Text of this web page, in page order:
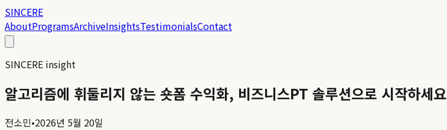
SINCERE
AboutProgramsArchiveInsightsTestimonialsContact
SINCERE insight
알고리즘에 휘둘리지 않는 숏폼 수익화, 비즈니스PT 솔루션으로 시작하세요
전소민•2026년 5월 20일